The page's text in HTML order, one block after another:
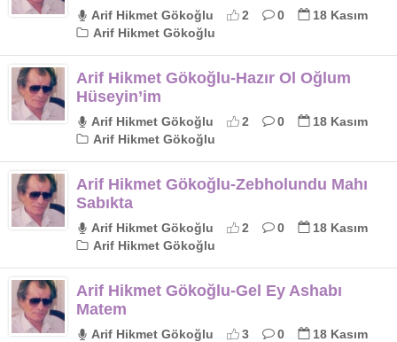
Arif Hikmet Gökoğlu 2 0
18 Kasım
Arif Hikmet Gökoğlu
Arif Hikmet Gökoğlu-Hazır Ol Oğlum
Hüseyin’im
Arif Hikmet Gökoğlu 2 0
18 Kasım
Arif Hikmet Gökoğlu
Arif Hikmet Gökoğlu-Zebholundu Mahı
Sabıkta
Arif Hikmet Gökoğlu 2 0
18 Kasım
Arif Hikmet Gökoğlu
Arif Hikmet Gökoğlu-Gel Ey Ashabı
Matem
Arif Hikmet Gökoğlu 3 0
18 Kasım